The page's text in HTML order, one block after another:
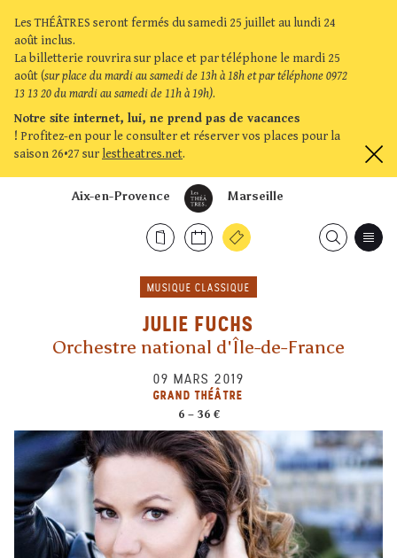
Les THÉÂTRES seront fermés du samedi 25 juillet au lundi 24
août inclus.
La billetterie rouvrira sur place et par téléphone le mardi 25
août (sur place du mardi au samedi de 13h à 18h et par téléphone 0972
13 13 20 du mardi au samedi de 11h à 19h).
Notre site internet, lui, ne prend pas de vacances
! Profitez-en pour le consulter et réserver vos places pour la
saison 26•27 sur lestheatres.net.
Marseille
Aix-en-Provence
MUSIQUE CLASSIQUE
JULIE FUCHS
Orchestre national d'Île-de-France
09 MARS 2019
GRAND THÉÂTRE
6 – 36 €